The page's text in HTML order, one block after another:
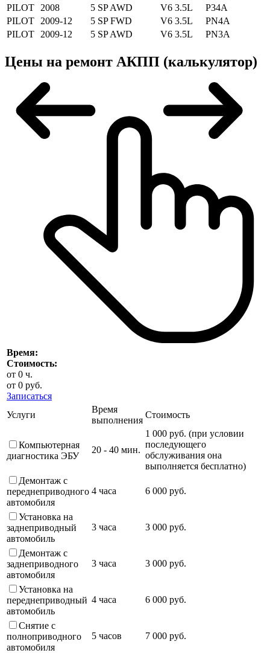
PILOT
2008 5 SP AWD V6 3.5L
P34A
PILOT
2009-12 5 SP FWD V6 3.5L
PN4A
PILOT
2009-12 5 SP AWD V6 3.5L PN3A
Цены на ремонт АКПП (калькулятор)
Время:
Стоимость:
от 0 ч.
от 0 руб.
Записаться
Услуги
Время
выполнения
Стоимость
Компьютерная
диагностика ЭБУ
20 - 40 мин.
1 000 руб. (при условии
последующего
обслуживания она
выполняется бесплатно)
Демонтаж с
переднеприводного
автомобиля
4 часа 6 000 руб.
Установка на
заднеприводный
автомобиль
3 часа 3 000 руб.
Демонтаж с
заднеприводного
автомобиля
3 часа 3 000 руб.
Установка на
переднеприводный
автомобиль
4 часа 6 000 руб.
Снятие с
полноприводного
автомобиля
5 часов 7 000 руб.